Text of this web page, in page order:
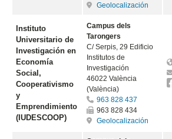
Geolocalización
Instituto
Universitario de
Investigación en
Economía
Social,
Cooperativismo
y
Emprendimiento
(IUDESCOOP)
Campus dels
Tarongers
C/ Serpis, 29 Edificio
Institutos de
Investigación
46022 València
(València)
963 828 437
963 828 434
Geolocalización